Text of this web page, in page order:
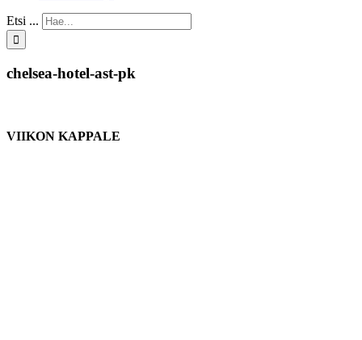
Etsi ...
chelsea-hotel-ast-pk
VIIKON KAPPALE